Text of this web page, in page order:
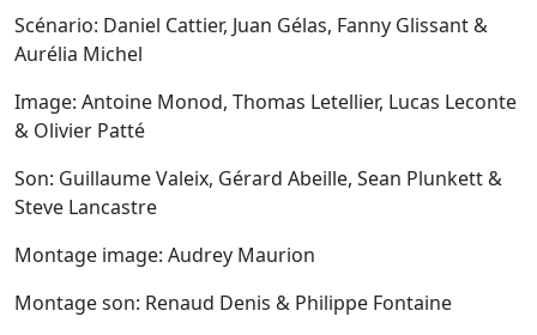
Scénario: Daniel Cattier, Juan Gélas, Fanny Glissant &
Aurélia Michel
Image: Antoine Monod, Thomas Letellier, Lucas Leconte
& Olivier Patté
Son: Guillaume Valeix, Gérard Abeille, Sean Plunkett &
Steve Lancastre
Montage image: Audrey Maurion
Montage son: Renaud Denis & Philippe Fontaine